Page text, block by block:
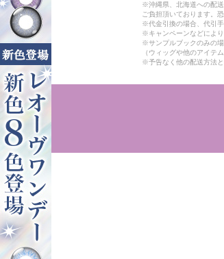
※沖縄県、北海道への配
ご負担頂いております。
※代金引換の場合、代引手
※キャンペーンなどによ
※サンプルブックのみの
（ウィッグや他のアイテ
※予告なく他の配送方法